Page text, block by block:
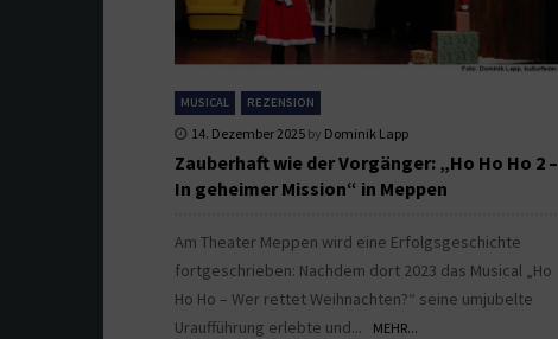
MUSICAL REZENSION
14. Dezember 2025 by Dominik Lapp
Zauberhaft wie der Vorgänger: „Ho Ho Ho 2 –
In geheimer Mission“ in Meppen
Am Theater Meppen wird eine Erfolgsgeschichte
fortgeschrieben: Nachdem dort 2023 das Musical „Ho
Ho Ho – Wer rettet Weihnachten?“ seine umjubelte
Uraufführung erlebte und...
MEHR...